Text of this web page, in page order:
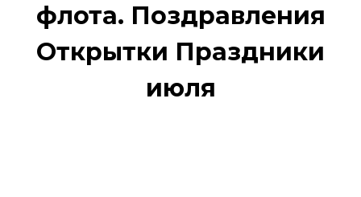
флота. Поздравления
Открытки Праздники
июля